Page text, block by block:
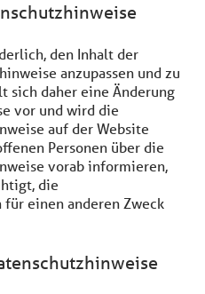
den Inhalt der
anzupassen und zu
sich daher eine Änderung
vor und wird die
auf der Website
Personen über die
vorab informieren,
die
für einen anderen Zweck